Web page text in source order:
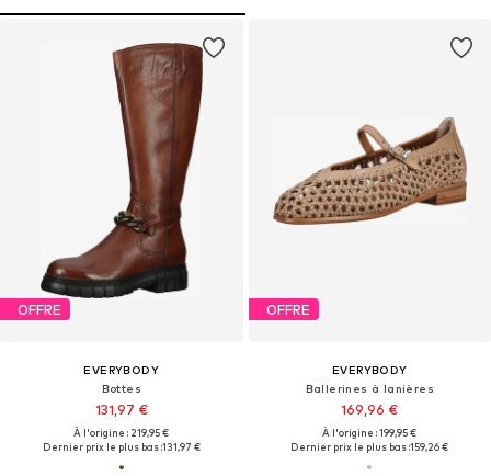
OFFRE
EVERYBODY
Bottes
131,97 €
À l'origine : 219,95 €
Dernier prix le plus bas :131,97 €
OFFRE
EVERYBODY
Ballerines à lanières
169,96 €
À l'origine : 199,95 €
Dernier prix le plus bas :159,26 €